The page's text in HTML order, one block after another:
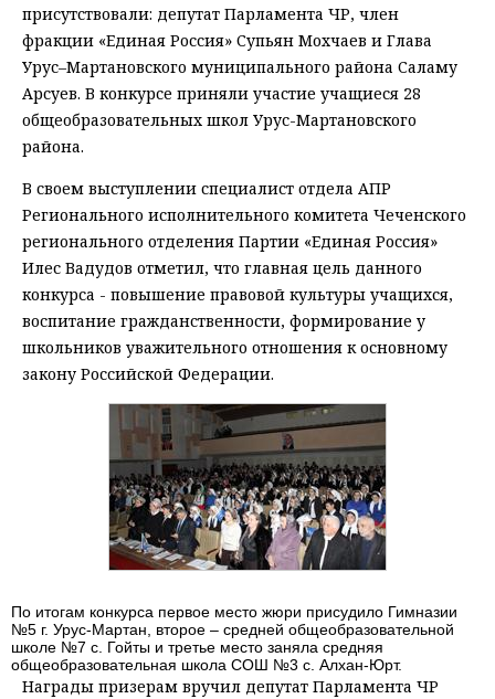
присутствовали: депутат Парламента ЧР, член
фракции «Единая Россия» Супьян Мохчаев и Глава
Урус–Мартановского муниципального района Саламу
Арсуев. В конкурсе приняли участие учащиеся 28
общеобразовательных школ Урус-Мартановского
района.
В своем выступлении специалист отдела АПР
Регионального исполнительного комитета Чеченского
регионального отделения Партии «Единая Россия»
Илес Вадудов отметил, что главная цель данного
конкурса - повышение правовой культуры учащихся,
воспитание гражданственности, формирование у
школьников уважительного отношения к основному
закону Российской Федерации.
По итогам конкурса первое место жюри присудило Гимназии
№5 г. Урус-Мартан, второе – средней общеобразовательной
школе №7 с. Гойты и третье место заняла средняя
общеобразовательная школа СОШ №3 с. Алхан-Юрт.
Награды призерам вручил депутат Парламента ЧР